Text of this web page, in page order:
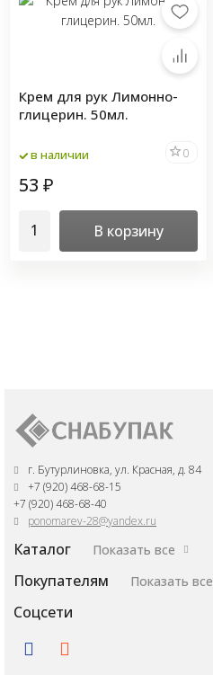
Крем для рук Лимонно-
глицерин. 50мл.
в наличии 0
53 ₽
В корзину
г. Бутурлиновка, ул. Красная, д. 84
+7 (920) 468-68-15
+7 (920) 468-68-40
ponomarev-28@yandex.ru
Каталог Показать все
Покупателям Показать все
Соцсети